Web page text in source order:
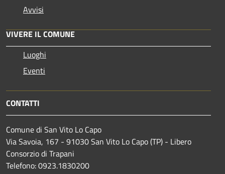
Avvisi
VIVERE IL COMUNE
Luoghi
Eventi
CONTATTI
Comune di San Vito Lo Capo
Via Savoia, 167 - 91030 San Vito Lo Capo (TP) - Libero
Consorzio di Trapani
Telefono: 0923.1830200